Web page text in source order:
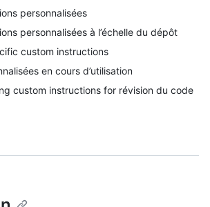
personnalisées
personnalisées à l’échelle du dépôt
custom instructions
en cours d’utilisation
custom instructions for révision du code